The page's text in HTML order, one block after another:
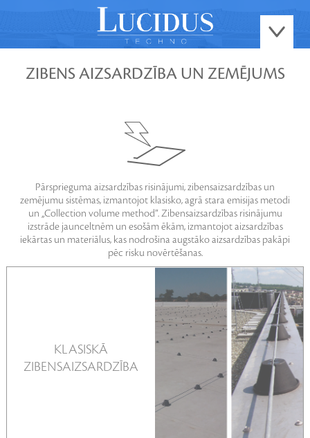
ZIBENS AIZSARDZĪBA UN ZEMĒJUMS
Pārsprieguma aizsardzības risinājumi, zibensaizsardzības un
zemējumu sistēmas, izmantojot klasisko, agrā stara emisijas metodi
un „Collection volume method”. Zibensaizsardzības risinājumu
izstrāde jaunceltnēm un esošām ēkām, izmantojot aizsardzības
iekārtas un materiālus, kas nodrošina augstāko aizsardzības pakāpi
pēc risku novērtēšanas.
KLASISKĀ
ZIBENSAIZSARDZĪBA
SKATĪT VAIRĀK